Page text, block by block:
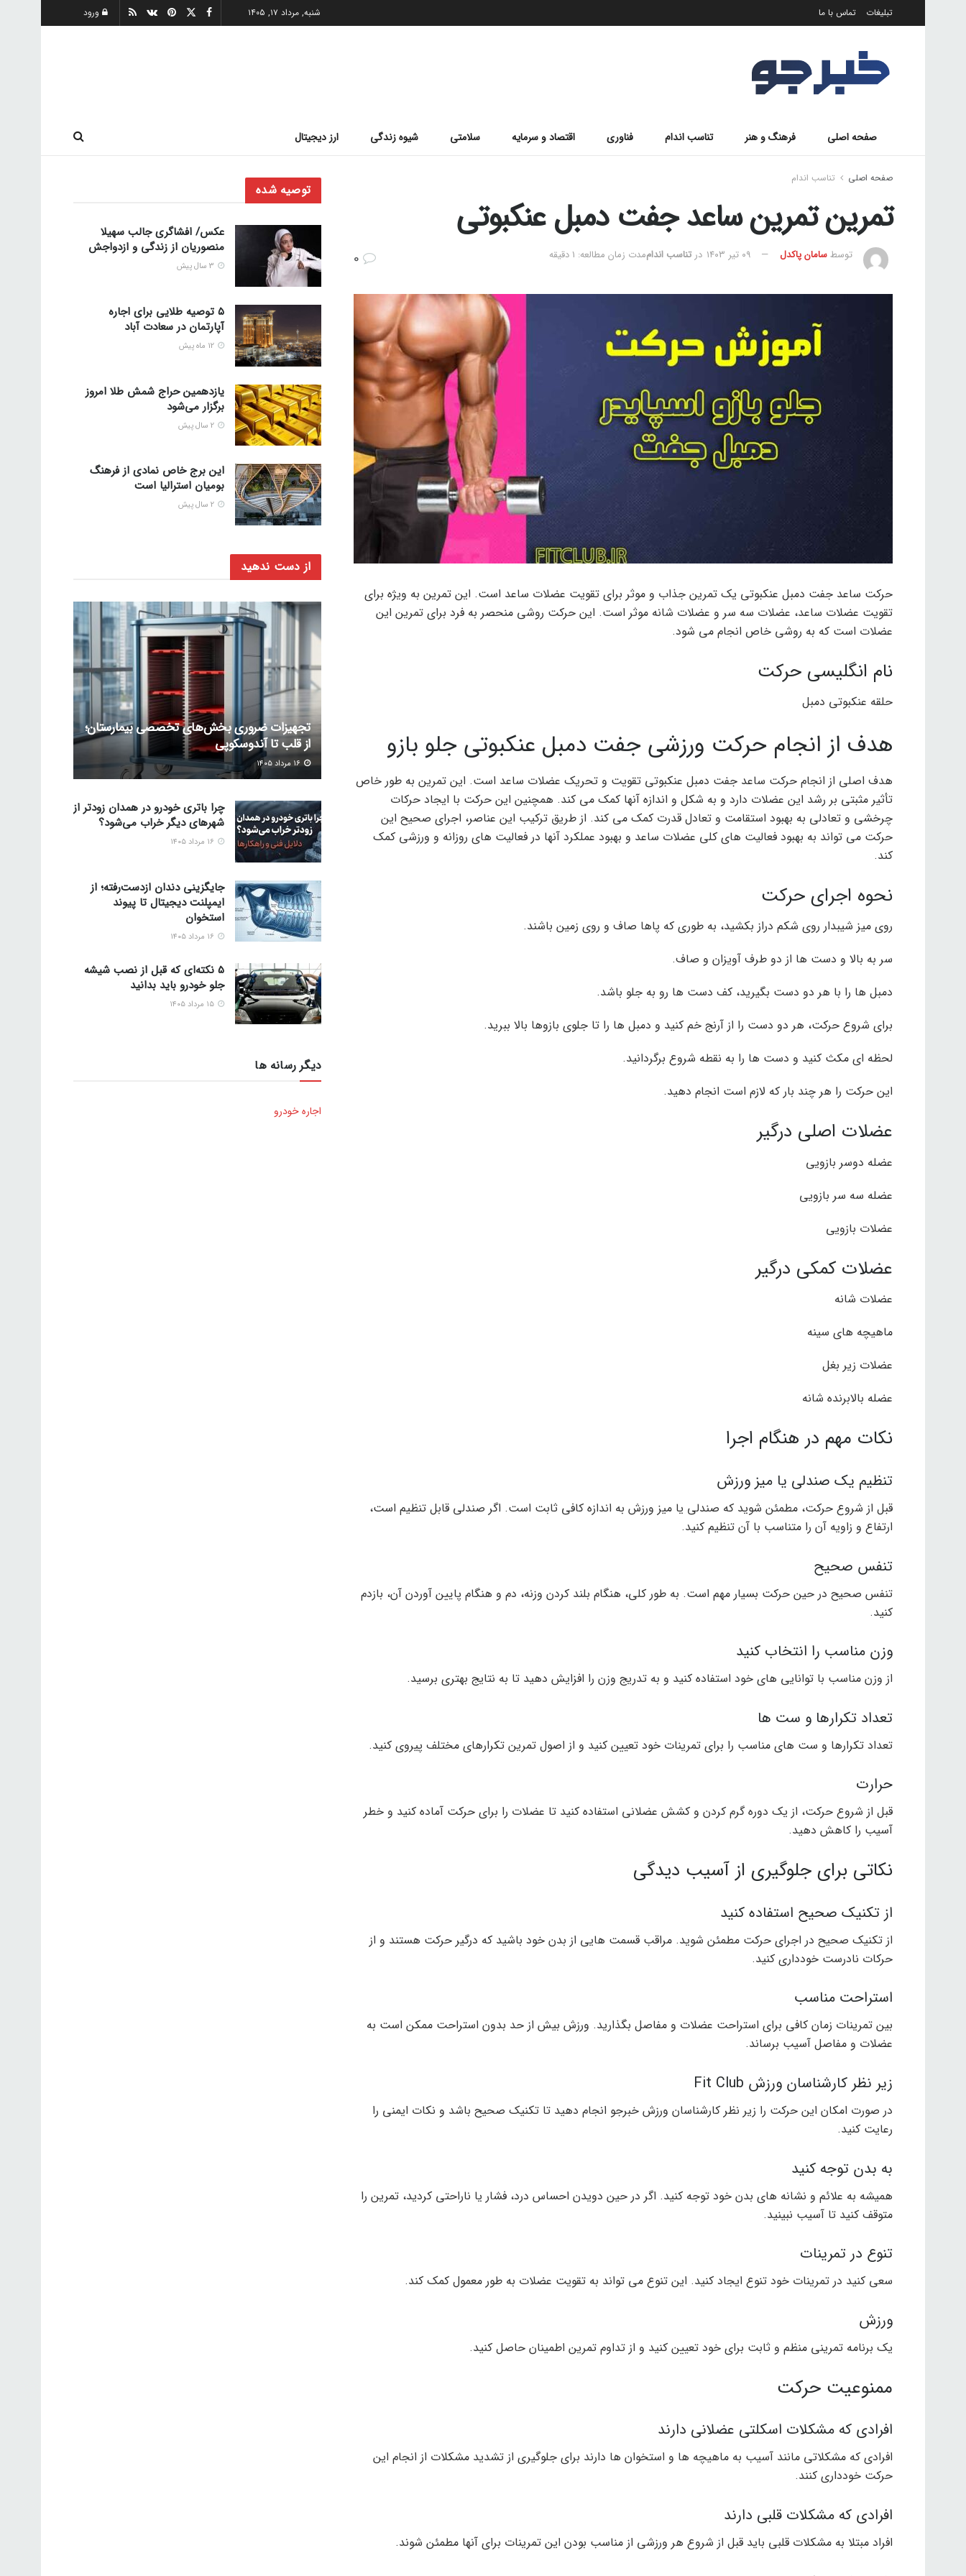
تبلیغات تماس با ما شنبه, مرداد ۱۷, ۱۴۰۵ ورود
صفحه اصلی فرهنگ و هنر تناسب اندام فناوری اقتصاد و سرمایه سلامتی شیوه زندگی ارز دیجیتال
صفحه اصلی تناسب اندام
تمرین تمرین ساعد جفت دمبل عنکبوتی
توسطسامان پاکدل ۰۹ تیر ۱۴۰۳ در تناسب انداممدت زمان مطالعه: 1 دقیقه
حرکت ساعد جفت دمبل عنکبوتی یک تمرین جذاب و موثر برای تقویت عضلات ساعد است. این تمرین به ویژه برای
تقویت عضلات ساعد، عضلات سه سر و عضلات شانه موثر است. این حرکت روشی منحصر به فرد برای تمرین این
عضلات است که به روشی خاص انجام می شود.
نام انگلیسی حرکت
حلقه عنکبوتی دمبل
هدف از انجام حرکت ورزشی جفت دمبل عنکبوتی جلو بازو
هدف اصلی از انجام حرکت ساعد جفت دمبل عنکبوتی تقویت و تحریک عضلات ساعد است. این تمرین به طور خاص
تأثیر مثبتی بر رشد این عضلات دارد و به شکل و اندازه آنها کمک می کند. همچنین این حرکت با ایجاد حرکات
چرخشی و تعادلی به بهبود استقامت و تعادل قدرت کمک می کند. از طریق ترکیب این عناصر، اجرای صحیح این
حرکت می تواند به بهبود فعالیت های کلی عضلات ساعد و بهبود عملکرد آنها در فعالیت های روزانه و ورزشی کمک
کند.
نحوه اجرای حرکت
روی میز شیبدار روی شکم دراز بکشید، به طوری که پاها صاف و روی زمین باشند.
سر به بالا و دست ها از دو طرف آویزان و صاف.
دمبل ها را با هر دو دست بگیرید، کف دست ها رو به جلو باشد.
برای شروع حرکت، هر دو دست را از آرنج خم کنید و دمبل ها را تا جلوی بازوها بالا ببرید.
لحظه ای مکث کنید و دست ها را به نقطه شروع برگردانید.
این حرکت را هر چند بار که لازم است انجام دهید.
عضلات اصلی درگیر
عضله دوسر بازویی
عضله سه سر بازویی
عضلات بازویی
عضلات کمکی درگیر
عضلات شانه
ماهیچه های سینه
عضلات زیر بغل
عضله بالابرنده شانه
نکات مهم در هنگام اجرا
تنظیم یک صندلی یا میز ورزش
قبل از شروع حرکت، مطمئن شوید که صندلی یا میز ورزش به اندازه کافی ثابت است. اگر صندلی قابل تنظیم است،
ارتفاع و زاویه آن را متناسب با آن تنظیم کنید.
تنفس صحیح
تنفس صحیح در حین حرکت بسیار مهم است. به طور کلی، هنگام بلند کردن وزنه، دم و هنگام پایین آوردن آن، بازدم
کنید.
وزن مناسب را انتخاب کنید
از وزن مناسب با توانایی های خود استفاده کنید و به تدریج وزن را افزایش دهید تا به نتایج بهتری برسید.
تعداد تکرارها و ست ها
تعداد تکرارها و ست های مناسب را برای تمرینات خود تعیین کنید و از اصول تمرین تکرارهای مختلف پیروی کنید.
حرارت
قبل از شروع حرکت، از یک دوره گرم کردن و کشش عضلانی استفاده کنید تا عضلات را برای حرکت آماده کنید و خطر
آسیب را کاهش دهید.
نکاتی برای جلوگیری از آسیب دیدگی
از تکنیک صحیح استفاده کنید
از تکنیک صحیح در اجرای حرکت مطمئن شوید. مراقب قسمت هایی از بدن خود باشید که درگیر حرکت هستند و از
حرکات نادرست خودداری کنید.
استراحت مناسب
بین تمرینات زمان کافی برای استراحت عضلات و مفاصل بگذارید. ورزش بیش از حد بدون استراحت ممکن است به
عضلات و مفاصل آسیب برساند.
زیر نظر کارشناسان ورزش Fit Club
در صورت امکان این حرکت را زیر نظر کارشناسان ورزش خبرجو انجام دهید تا تکنیک صحیح باشد و نکات ایمنی را
رعایت کنید.
به بدن توجه کنید
همیشه به علائم و نشانه های بدن خود توجه کنید. اگر در حین دویدن احساس درد، فشار یا ناراحتی کردید، تمرین را
متوقف کنید تا آسیب نبینید.
تنوع در تمرینات
سعی کنید در تمرینات خود تنوع ایجاد کنید. این تنوع می تواند به تقویت عضلات به طور معمول کمک کند.
ورزش
یک برنامه تمرینی منظم و ثابت برای خود تعیین کنید و از تداوم تمرین اطمینان حاصل کنید.
ممنوعیت حرکت
افرادی که مشکلات اسکلتی عضلانی دارند
افرادی که مشکلاتی مانند آسیب به ماهیچه ها و استخوان ها دارند برای جلوگیری از تشدید مشکلات از انجام این
حرکت خودداری کنند.
افرادی که مشکلات قلبی دارند
افراد مبتلا به مشکلات قلبی باید قبل از شروع هر ورزشی از مناسب بودن این تمرینات برای آنها مطمئن شوند.
توصیه شده
عکس/ افشاگری جالب سهیلا
منصوریان از زندگی و ازدواجش
۵ توصیه طلایی برای اجاره
آپارتمان در سعادت آباد
یازدهمین حراج شمش طلا امروز
برگزار می‌شود
این برج خاص نمادی از فرهنگ
بومیان استرالیا است
از دست ندهید
تجهیزات ضروری بخش‌های تخصصی بیمارستان؛
از قلب تا آندوسکوپی
چرا باتری خودرو در همدان زودتر از
شهرهای دیگر خراب می‌شود؟
جایگزینی دندان ازدست‌رفته؛ از
ایمپلنت دیجیتال تا پیوند
استخوان
5 نکته‌ای که قبل از نصب شیشه
جلو خودرو باید بدانید
دیگر رسانه ها
اجاره خودرو